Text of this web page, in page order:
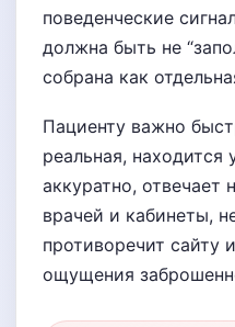
поведенческие
должна быть не
собрана как
Пациенту важно
реальная, находится
аккуратно, отвечает
врачей и кабинеты,
противоречит сайту
ощущения